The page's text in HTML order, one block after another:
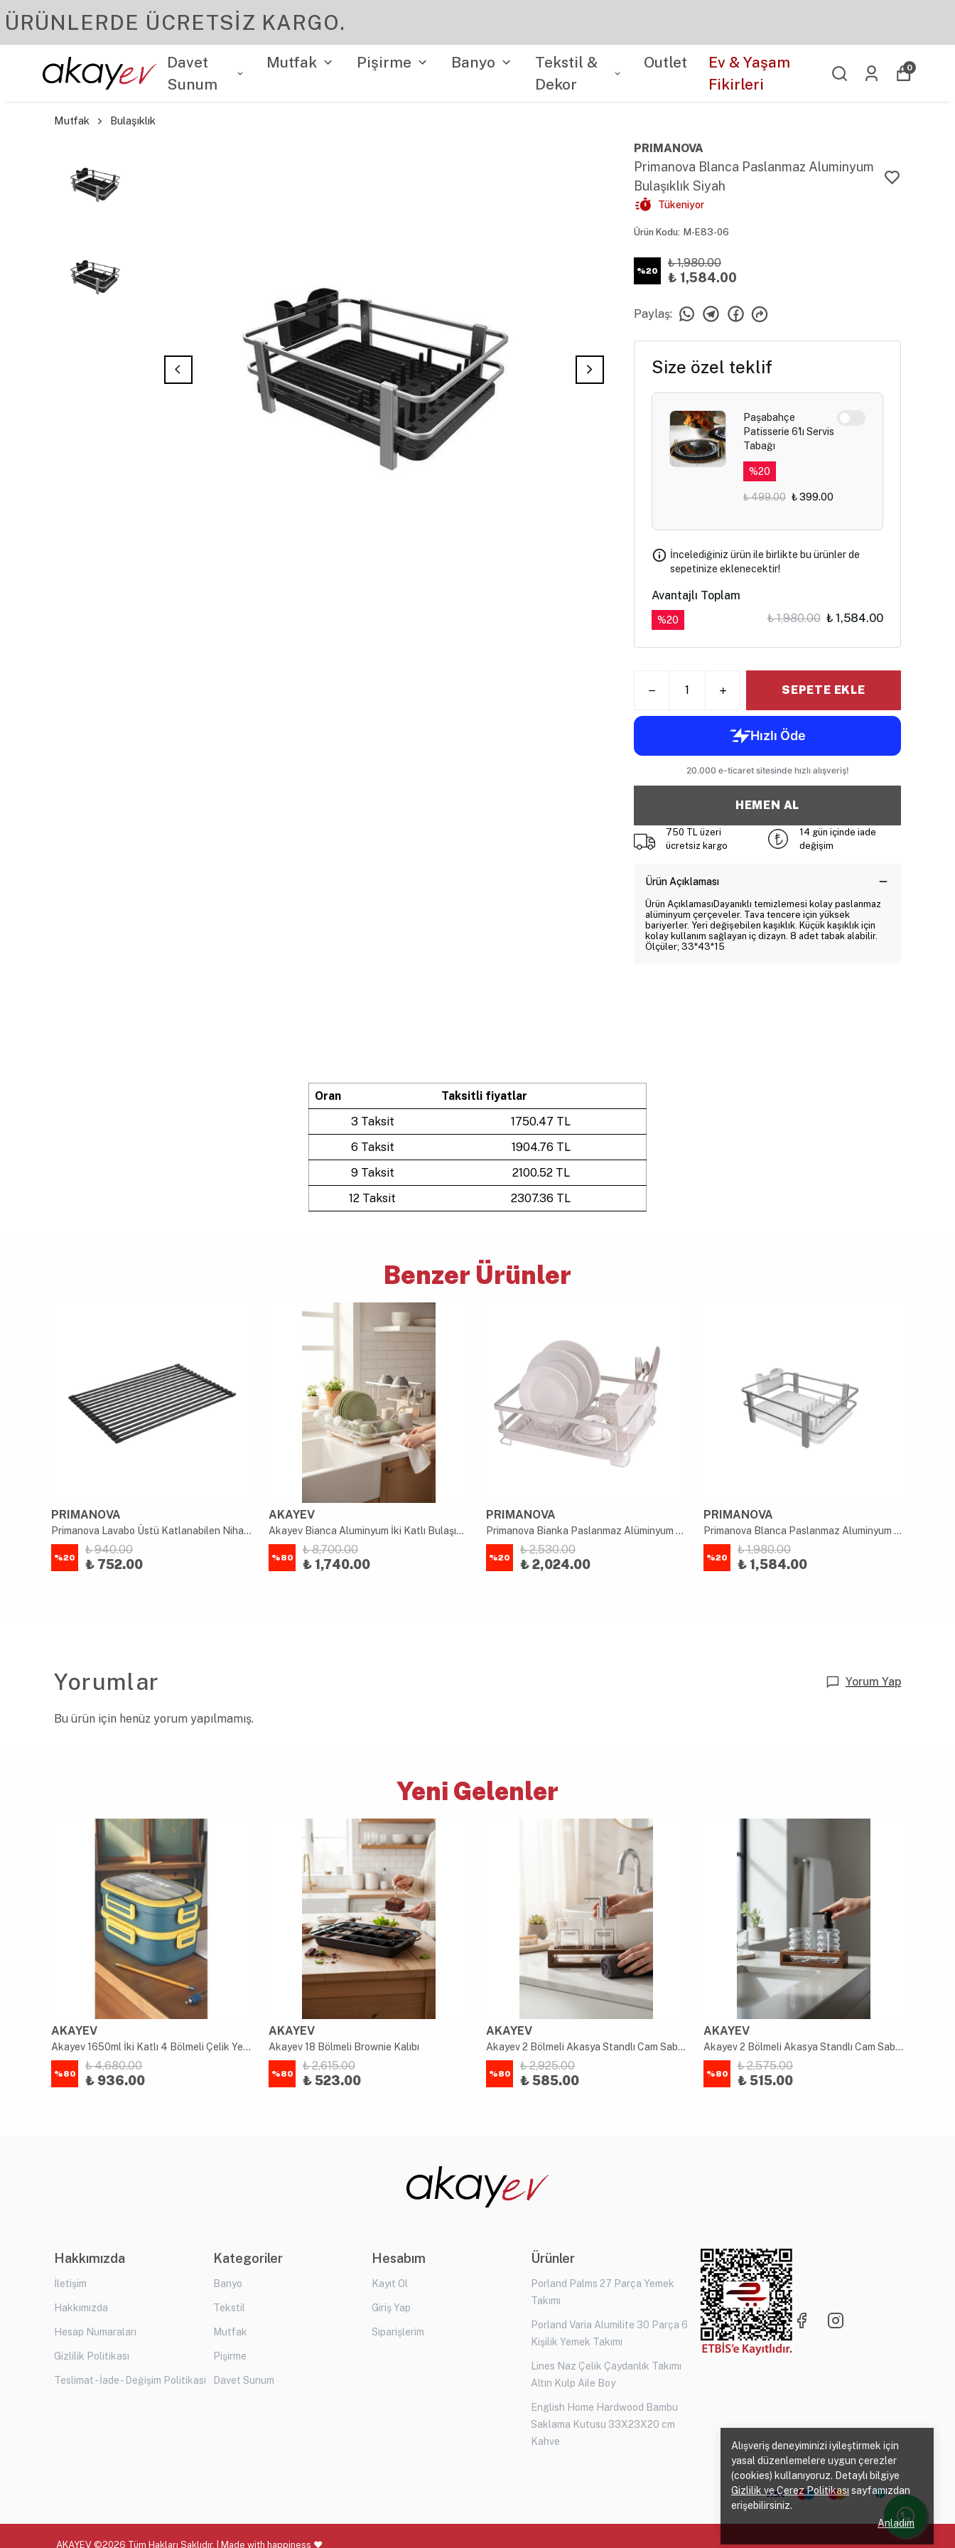
Davet
Sunum
Mutfak Pişirme Banyo
Tekstil &
Dekor
Outlet
Ev & Yaşam
Fikirleri
0
Alışveriş deneyiminizi iyileştirmek için
yasal düzenlemelere uygun çerezler
(cookies) kullanıyoruz. Detaylı bilgiye
Gizlilik ve Çerez Politikası sayfamızdan
erişebilirsiniz.
Anladım
Mutfak Bulaşıklık
PRIMANOVA
Primanova Blanca Paslanmaz Aluminyum
Bulaşıklık Siyah
Tükeniyor
Ürün Kodu: M-E83-06
%20
₺ 1,980.00
₺ 1,584.00
Paylaş:
Size özel teklif
Paşabahçe
Patisserie 6'lı Servis
Tabağı
%20
₺ 499.00 ₺ 399.00
İncelediğiniz ürün ile birlikte bu ürünler de
sepetinize eklenecektir!
Avantajlı Toplam
%20 ₺ 1,980.00 ₺ 1,584.00
SEPETE EKLE
HEMEN AL
750 TL üzeri
ücretsiz kargo
14 gün içinde iade
değişim
Ürün Açıklaması
Ürün AçıklamasıDayanıklı temizlemesi kolay paslanmaz
alüminyum çerçeveler. Tava tencere için yüksek
bariyerler. Yeri değişebilen kaşıklık. Küçük kaşıklık için
kolay kullanım sağlayan iç dizayn. 8 adet tabak alabilir.
Ölçüler; 33*43*15
Oran
Taksitli fiyatlar
3 Taksit
1750.47 TL
6 Taksit
1904.76 TL
9 Taksit
2100.52 TL
12 Taksit
2307.36 TL
Benzer Ürünler
PRIMANOVA
Primanova Lavabo Üstü Katlanabilen Nihale Bulaşıklık Paslanmaz Aluminyum - Siyah
%20
₺ 940.00
₺ 752.00
AKAYEV
Akayev Bianca Aluminyum İki Katlı Bulaşıklık 60x35x27 Cm
%80
₺ 8,700.00
₺ 1,740.00
PRIMANOVA
Primanova Bianka Paslanmaz Alüminyum Bulaşıklık 42*30*13 Cm
%20
₺ 2,530.00
₺ 2,024.00
PRIMANOVA
Primanova Blanca Paslanmaz Aluminyum Bulaşıklık Beyaz
%20
₺ 1,980.00
₺ 1,584.00
Yorumlar Yorum Yap
Bu ürün için henüz yorum yapılmamış.
Yeni Gelenler
AKAYEV
Akayev 1650ml İki Katlı 4 Bölmeli Çelik Yemek Kabı Mavi
%80
₺ 4,680.00
₺ 936.00
AKAYEV
Akayev 18 Bölmeli Brownie Kalıbı
%80
₺ 2,615.00
₺ 523.00
AKAYEV
Akayev 2 Bölmeli Akasya Standlı Cam Sabunluk ve Diş Fırçalık Seti
%80
₺ 2,925.00
₺ 585.00
AKAYEV
Akayev 2 Bölmeli Akasya Standlı Cam Sabunluk ve Diş Fırçalık Seti
%80
₺ 2,575.00
₺ 515.00
Hakkımızda
İletişim
Hakkımızda
Hesap Numaraları
Gizlilik Politikası
Teslimat - İade - Değişim Politikası
Kategoriler
Banyo
Tekstil
Mutfak
Pişirme
Davet Sunum
Hesabım
Kayıt Ol
Giriş Yap
Siparişlerim
Ürünler
Porland Palms 27 Parça Yemek
Takımı
Porland Varia Alumilite 30 Parça 6
Kişilik Yemek Takımı
Lines Naz Çelik Çaydanlık Takımı
Altın Kulp Aile Boy
English Home Hardwood Bambu
Saklama Kutusu 33X23X20 cm
Kahve
AKAYEV ©2026 Tüm Hakları Saklıdır. | Made with happiness ♥